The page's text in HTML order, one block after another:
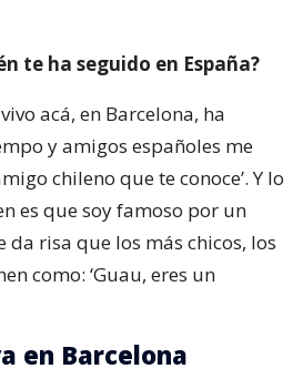
te ha seguido en España?
acá, en Barcelona, ha
y amigos españoles me
chileno que te conoce’. Y lo
es que soy famoso por un
da risa que los más chicos, los
como: ‘Guau, eres un
en Barcelona